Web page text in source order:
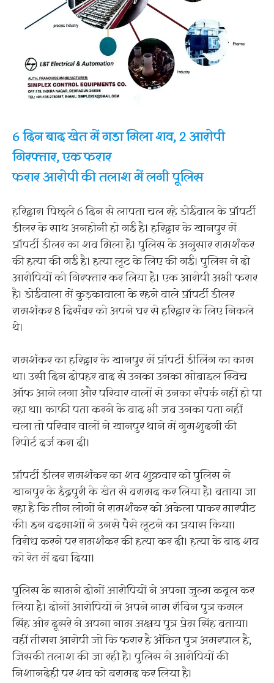
6 दिन बाद खेत में गडा मिला शव, 2 आरोपी
गिरफ्तार, एक फरार
फरार आरोपी की तलाश में लगी पूलिस
हरिद्वार। पिछले 6 दिन से लापता चल रहे डोईवाल के प्रॉपर्टी
डीलर के साथ अनहोनी हो गई है। हरिद्वार के खानपुर में
प्रॉपर्टी डीलर का शव मिला है। पुलिस के अनुसार रामशंकर
की हत्या की गई है। हत्या लूट के लिए की गई। पुलिस ने दो
आरोपियों को गिरफ्तार कर लिया है। एक आरोपी अभी फरार
है। डोईवाला में कुड़कावाला के रहने वाले प्रॉपर्टी डीलर
रामशंकर 8 दिसंबर को अपने घर से हरिद्वार के लिए निकले
थे।
रामशंकर का हरिद्वार के खानपुर में प्रॉपर्टी डीलिंग का काम
था। उसी दिन दोपहर बाद से उनका उनका मोबाइल स्विच
ऑफ आने लगा और परिवार वालों से उनका संपर्क नहीं हो पा
रहा था। काफी पता करने के बाद भी जब उनका पता नहीं
चला तो परिवार वालों ने खानपुर थाने में गुमशुदगी की
रिपोर्ट दर्ज करा दी।
प्रॉपर्टी डीलर रामशंकर का शव शुक्रवार को पुलिस ने
खानपुर के इंद्रपुरी के खेत से बरामद कर लिया है। बताया जा
रहा है कि तीन लोगों ने रामशंकर को अकेला पाकर मारपीट
की। इन बदमाशों ने उनसे पैसे लूटने का प्रयास किया।
विरोध करने पर रामशंकर की हत्या कर दी। हत्या के बाद शव
को रेत में दबा दिया।
पुलिस के सामने दोनों आरोपियों ने अपना जुल्म कबूल कर
लिया है। दोनों आरोपियों ने अपने नाम रॉबिन पुत्र कमल
सिंह ओर दूसरे ने अपना नाम अक्षय पुत्र प्रेम सिंह बताया।
वहीं तीसरा आरोपी जो कि फरार है अंकित पुत्र अमरपाल है,
जिसकी तलाश की जा रही है। पुलिस ने आरोपियों की
निशानदेही पर शव को बरामद कर लिया है।